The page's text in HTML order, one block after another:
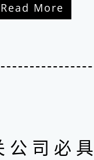
Read More
司必